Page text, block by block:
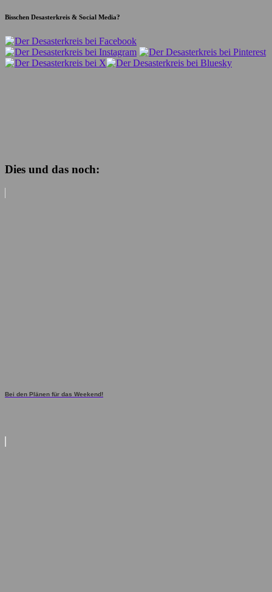
Bisschen Desasterkreis & Social Media?
Dies und das noch:
Bei den Plänen für das Weekend!